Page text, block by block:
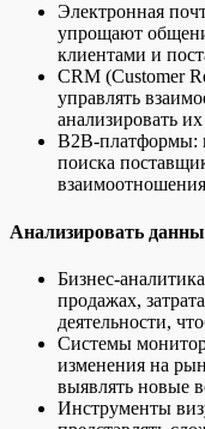
Электронная
упрощают
клиентами и
CRM (Customer
управлять
анализировать
B2B-платформы:
поиска
Анализировать
Бизнес-
продажах,
деятельности,
Системы
изменения на
выявлять новые
Инструменты